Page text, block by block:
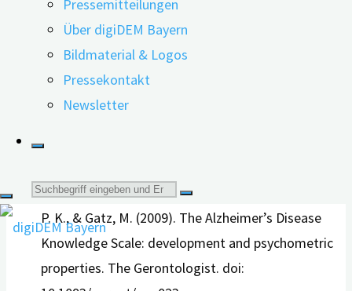
Pressemitteilungen
Über digiDEM Bayern
Bildmaterial & Logos
Pressekontakt
Newsletter
Suche
nach:
der Nutzer*innen durchgeführt. Die Datengrundlage sind
die Ergebnisse desdigiDEM Wissenstest Alzheimer-Demenz
Literaturverzeichnis:
Willingness to Dementia Screening. Int J Environ
Carpenter, B. D., Balsis, S., Otilingam, P. G., Hanson,
P. K., & Gatz, M. (2009). The Alzheimer’s Disease
Knowledge Scale: development and psychometric
properties. The Gerontologist. doi: